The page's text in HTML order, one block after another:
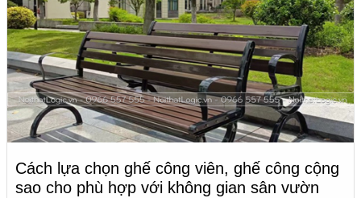
Cách lựa chọn ghế công viên, ghế công cộng
sao cho phù hợp với không gian sân vườn